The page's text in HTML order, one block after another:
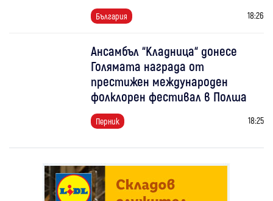
България 18:26
Ансамбъл “Кладница“ донесе
Голямата награда от
престижен международен
фолклорен фестивал в Полша
Перник 18:25